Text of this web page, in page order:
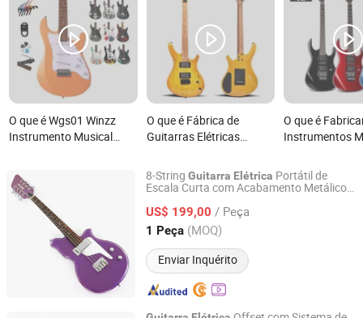
O que é Wgs01 Winzz
Instrumento Musical
St 6 Guitarra Elétrica de
Cordas
O que é Fábrica de
Guitarras Elétricas
Guitarra Elétrica de Alta
Qualidade Serviço OEM
O que é
Instrumentos
Guitarra
Madeira de
8-String Guitarra Elétrica Portátil de
Escala Curta com Acabamento Metálico
US$ 199,00 / Peça
1 Peça (MOQ)
Enviar Inquérito
Jinan Time Machine Tech Co., Ltd.
Shandong, China Desde 2014